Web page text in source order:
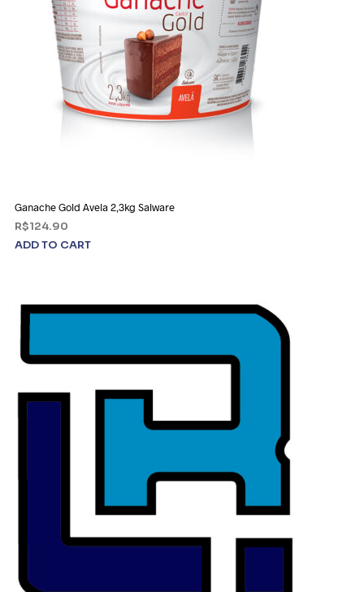
Ganache Gold Avela 2,3kg Salware
R$124.90
ADD TO CART